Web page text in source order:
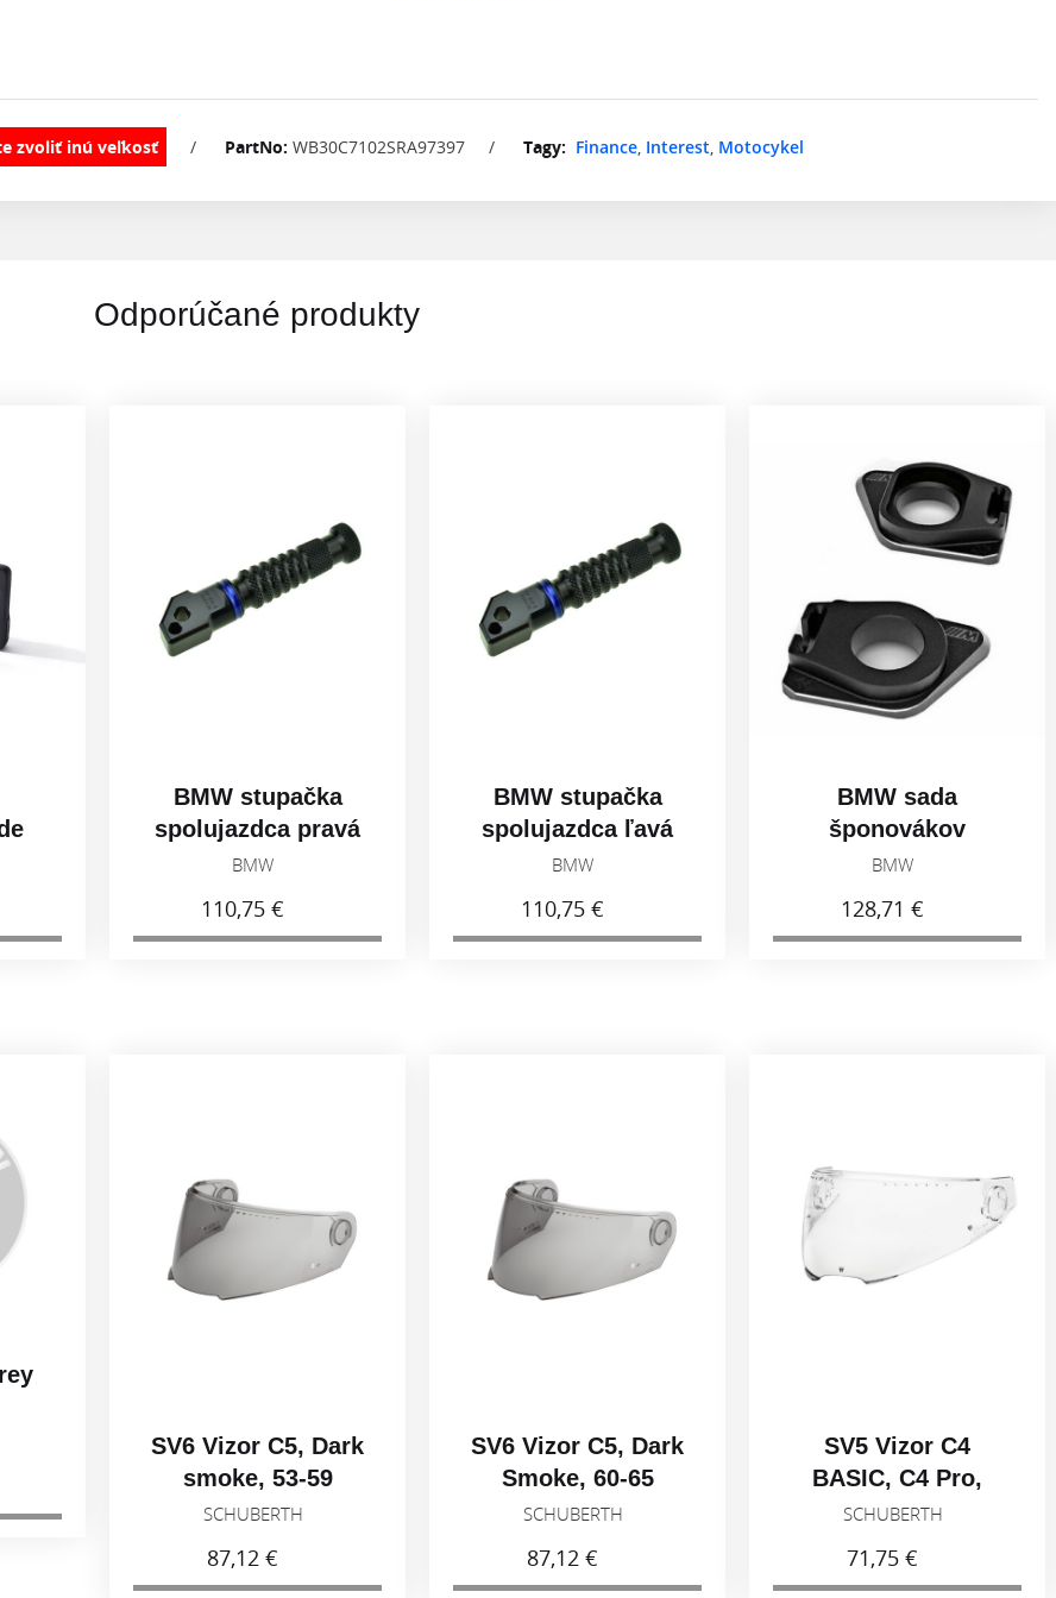
/ PartNo: WB30C7102SRA97397 / Tagy: Finance, Interest, Motocykel
Odporúčané produkty
BMW stupačka
spolujazdca pravá
BMW stupačka
spolujazdca ľavá
BMW sada
šponovákov
SV6 Vizor C5, Dark
smoke, 53-59
SCHUBERTH
SV6 Vizor C5, Dark
Smoke, 60-65
SCHUBERTH
SV5 Vizor C4
BASIC, C4 Pro,
Light smoke 50%,
SCHUBERTH
71,75 €